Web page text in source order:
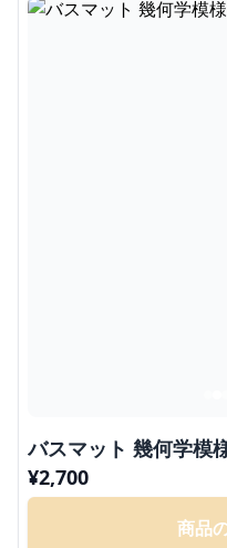
バスマット 幾何学模
¥2,700
商品